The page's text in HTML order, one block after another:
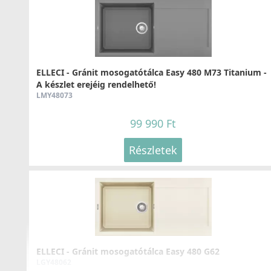
Quercia tölgy
ATH010QU
Részletek
mosogatókhoz - fekete
ELLECI - Gránit mosogatótálca Easy 480 M73 Titanium -
A készlet erejéig rendelhető!
LMY48073
99 990 Ft
Részletek
ELLECI - Gránit mosogatótálca Easy 480 G62